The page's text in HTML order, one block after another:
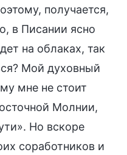
получается,
в Писании ясно
на облаках, так
Мой духовный
мне не стоит
Молнии,
Но вскоре
соработников и